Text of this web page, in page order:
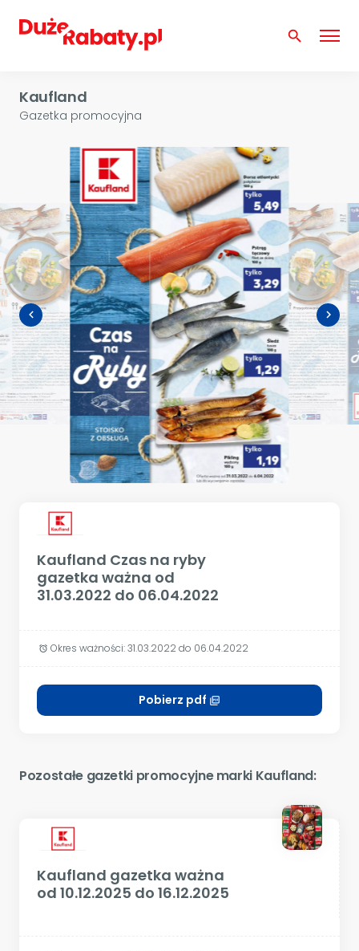
search
Kaufland
Gazetka promocyjna
navigate_before navigate_next
Kaufland Czas na ryby
gazetka ważna od
31.03.2022 do 06.04.2022
alarm Okres ważności: 31.03.2022 do 06.04.2022
Pobierz pdf picture_as_pdf
Pozostałe gazetki promocyjne marki Kaufland:
Kaufland gazetka ważna
od 10.12.2025 do 16.12.2025